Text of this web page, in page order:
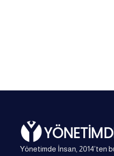
Yönetimde İnsan, 2014’ten